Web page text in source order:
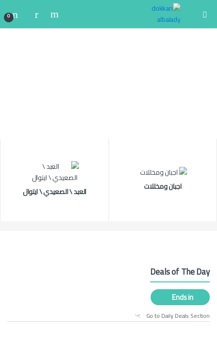
0
اجبان ومخللات العبد \ الصعيدي \ ايتوال
Deals of The Day
Ends in
Go to Daily Deals Section